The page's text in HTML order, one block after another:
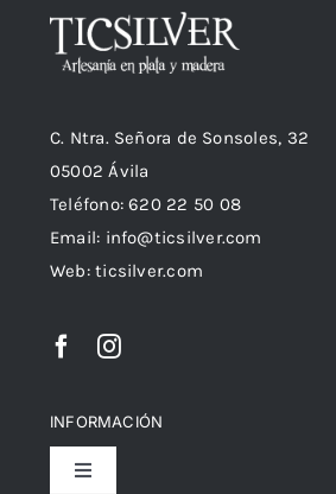
C. Ntra. Señora de Sonsoles, 32
05002 Ávila
Teléfono: 620 22 50 08
Email: info@ticsilver.com
Web: ticsilver.com
INFORMACIÓN
Toggle